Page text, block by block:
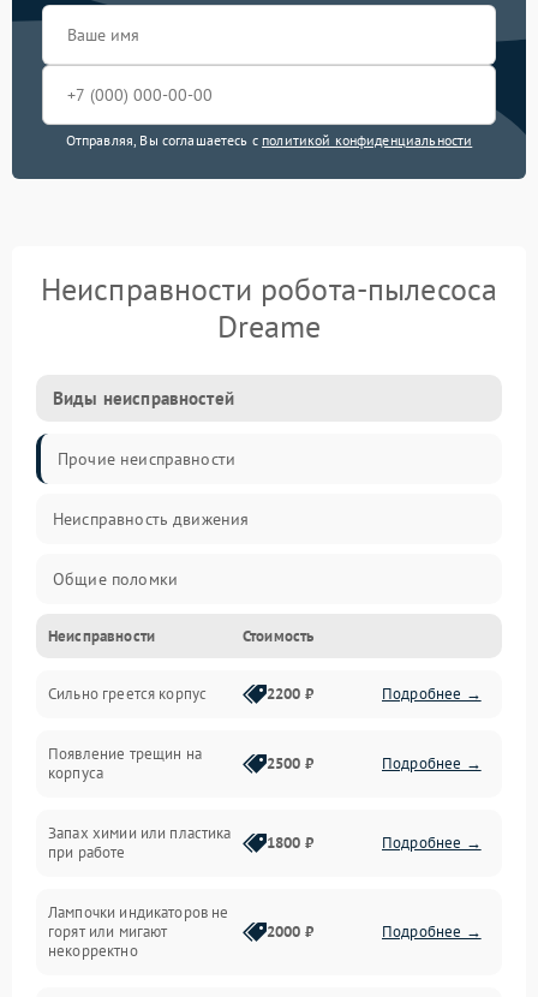
Отправляя, Вы соглашаетесь с политикой конфиденциальности
Неисправности робота-пылесоса
Dreame
Виды неисправностей
Прочие неисправности
Неисправность движения
Общие поломки
Неисправность датчиков
Неисправность программного обеспечения
Проблемы с сигналом
Батарея
Неисправности Стоимость
Сильно греется корпус 2200 ₽ Подробнее →
Появление трещин на
корпуса
2500 ₽ Подробнее →
Запах химии или пластика
при работе
1800 ₽ Подробнее →
Лампочки индикаторов не
горят или мигают
некорректно
2000 ₽ Подробнее →